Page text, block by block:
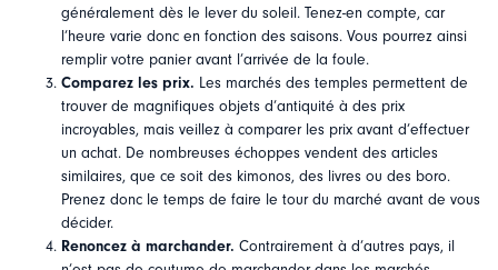
généralement dès le lever du soleil. Tenez-en compte, car
l’heure varie donc en fonction des saisons. Vous pourrez ainsi
remplir votre panier avant l’arrivée de la foule.
Comparez les prix. Les marchés des temples permettent de
trouver de magnifiques objets d’antiquité à des prix
incroyables, mais veillez à comparer les prix avant d’effectuer
un achat. De nombreuses échoppes vendent des articles
similaires, que ce soit des kimonos, des livres ou des boro.
Prenez donc le temps de faire le tour du marché avant de vous
décider.
Renoncez à marchander. Contrairement à d’autres pays, il